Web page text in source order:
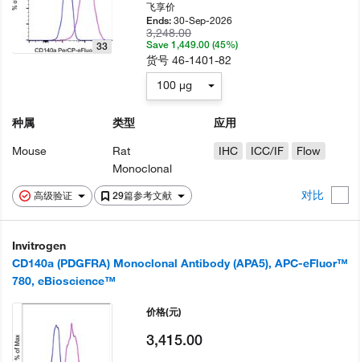
高级验证 29篇参考文献 对比
33
种属
Mouse
类型
Rat
Monoclonal
应用
IHC
ICC/IF Flow
飞享价
Ends:30-Sep-2026
3,248.00
Save 1,449.00 (45%)
货号46-1401-82
100 µg
Invitrogen
CD140a (PDGFRA) Monoclonal Antibody (APA5), APC-eFluor™
780, eBioscience™
价格(元)
3,415.00